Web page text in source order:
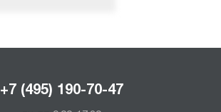
+7 (495) 190-70-47